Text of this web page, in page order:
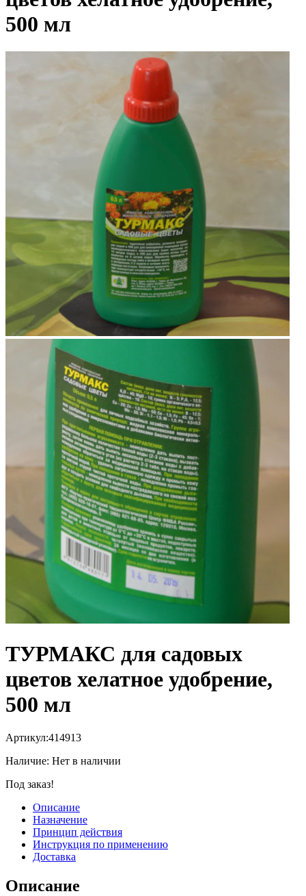
500 мл
ТУРМАКС для садовых
цветов хелатное удобрение,
500 мл
Артикул:414913
Наличие: Нет в наличии
Под заказ!
Описание
Назначение
Принцип действия
Инструкция по применению
Доставка
Описание